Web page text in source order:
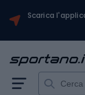
Scarica